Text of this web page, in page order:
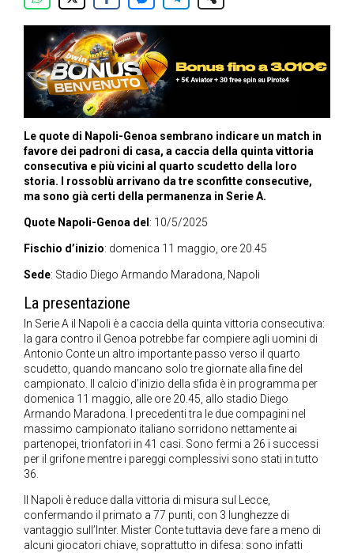
Le quote di Napoli-Genoa sembrano indicare un match in
favore dei padroni di casa, a caccia della quinta vittoria
consecutiva e più vicini al quarto scudetto della loro
storia. I rossoblù arrivano da tre sconfitte consecutive,
ma sono già certi della permanenza in Serie A.
Quote Napoli-Genoa del : 10/5/2025
Fischio d’inizio: domenica 11 maggio, ore 20.45
Sede: Stadio Diego Armando Maradona, Napoli
La presentazione
In Serie A il Napoli è a caccia della quinta vittoria consecutiva:
la gara contro il Genoa potrebbe far compiere agli uomini di
Antonio Conte un altro importante passo verso il quarto
scudetto, quando mancano solo tre giornate alla fine del
campionato. Il calcio d’inizio della sfida è in programma per
domenica 11 maggio, alle ore 20.45, allo stadio Diego
Armando Maradona. I precedenti tra le due compagini nel
massimo campionato italiano sorridono nettamente ai
partenopei, trionfatori in 41 casi. Sono fermi a 26 i successi
per il grifone mentre i pareggi complessivi sono stati in tutto
36.
Il Napoli è reduce dalla vittoria di misura sul Lecce,
confermando il primato a 77 punti, con 3 lunghezze di
vantaggio sull’Inter. Mister Conte tuttavia deve fare a meno di
alcuni giocatori chiave, soprattutto in difesa: sono infatti